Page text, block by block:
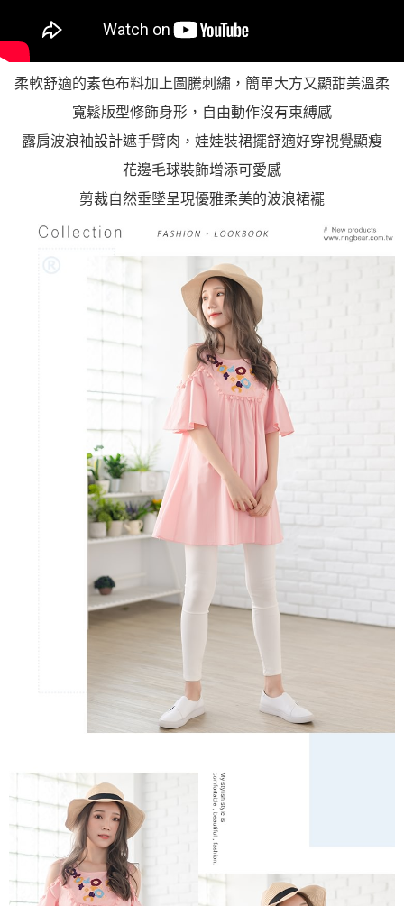
柔軟舒適的素色布料加上圖騰刺繡，簡單大方又顯甜美溫柔
寬鬆版型修飾身形，自由動作沒有束縛感
露肩波浪袖設計遮手臂肉，娃娃裝裙擺舒適好穿視覺顯瘦
花邊毛球裝飾增添可愛感
剪裁自然垂墜呈現優雅柔美的波浪裙襬